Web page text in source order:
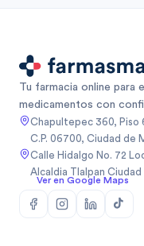
Tu farmacia online para
medicamentos con
Chapultepec 360, Piso
C.P. 06700, Ciudad de
Calle Hidalgo No. 72
Alcaldia Tlalpan
Ver en Google Maps